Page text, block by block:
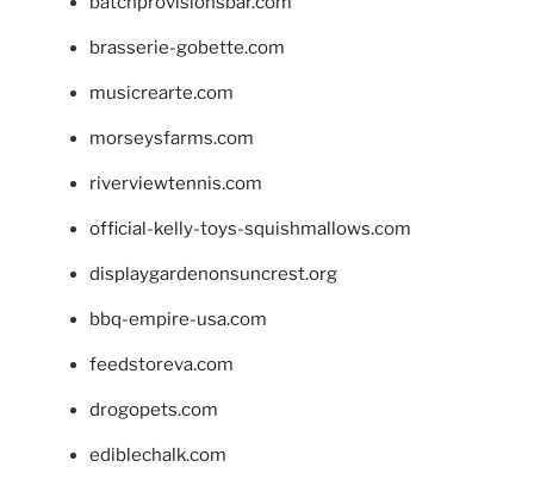
brasserie-gobette.com
musicrearte.com
morseysfarms.com
riverviewtennis.com
official-kelly-toys-squishmallows.com
displaygardenonsuncrest.org
bbq-empire-usa.com
feedstoreva.com
drogopets.com
ediblechalk.com